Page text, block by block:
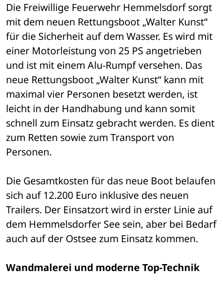
Die Freiwillige Feuerwehr Hemmelsdorf sorgt
mit dem neuen Rettungsboot „Walter Kunst“
für die Sicherheit auf dem Wasser. Es wird mit
einer Motorleistung von 25 PS angetrieben
und ist mit einem Alu-Rumpf versehen. Das
neue Rettungsboot „Walter Kunst“ kann mit
maximal vier Personen besetzt werden, ist
leicht in der Handhabung und kann somit
schnell zum Einsatz gebracht werden. Es dient
zum Retten sowie zum Transport von
Personen.
Die Gesamtkosten für das neue Boot belaufen
sich auf 12.200 Euro inklusive des neuen
Trailers. Der Einsatzort wird in erster Linie auf
dem Hemmelsdorfer See sein, aber bei Bedarf
auch auf der Ostsee zum Einsatz kommen.
Wandmalerei und moderne Top-Technik